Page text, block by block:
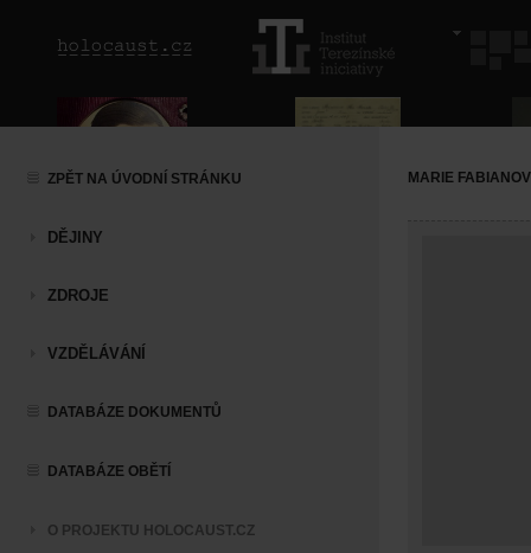
ZPĚT NA ÚVODNÍ STRÁNKU
DĚJINY
ZDROJE
VZDĚLÁVÁNÍ
DATABÁZE DOKUMENTŮ
DATABÁZE OBĚTÍ
O PROJEKTU HOLOCAUST.CZ
MARIE